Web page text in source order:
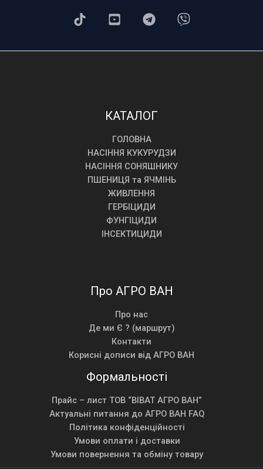
КАТАЛОГ
ГОЛОВНА
НАСІННЯ КУКУРУДЗИ
НАСІННЯ СОНЯШНИКУ
ПШЕНИЦЯ та ЯЧМІНЬ
ЖИВЛЕННЯ
ГЕРБІЦИДИ
ФУНГІЦИДИ
ІНСЕКТИЦИДИ
Про АГРО ВАН
Про нас
Де ми Є ? (маршрут)
Контакти
Корисні дописи від АГРО ВАН
Формальності
Прайс – лист ТОВ “ВІВАТ АГРО ВАН”
Актуальні питання до АГРО ВАН FAQ
Політика конфіденційності
Умови оплати і доставки
Умови повернення та обміну товару